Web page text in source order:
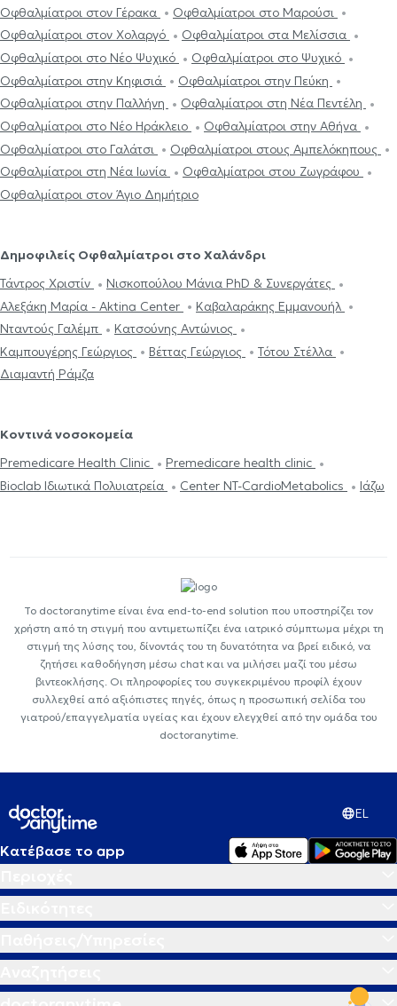
Οφθαλμίατροι στον Γέρακα
Οφθαλμίατροι στο Μαρούσι
Οφθαλμίατροι στον Χολαργό
Οφθαλμίατροι στα Μελίσσια
Οφθαλμίατροι στο Νέο Ψυχικό
Οφθαλμίατροι στο Ψυχικό
Οφθαλμίατροι στην Κηφισιά
Οφθαλμίατροι στην Πεύκη
Οφθαλμίατροι στην Παλλήνη
Οφθαλμίατροι στη Νέα Πεντέλη
Οφθαλμίατροι στο Νέο Ηράκλειο
Οφθαλμίατροι στην Αθήνα
Οφθαλμίατροι στο Γαλάτσι
Οφθαλμίατροι στους Αμπελόκηπους
Οφθαλμίατροι στη Νέα Ιωνία
Οφθαλμίατροι στου Ζωγράφου
Οφθαλμίατροι στον Άγιο Δημήτριο
Δημοφιλείς Οφθαλμίατροι στο Χαλάνδρι
Τάντρος Χριστίν
Νισκοπούλου Μάνια PhD & Συνεργάτες
Αλεξάκη Μαρία - Aktina Center
Καβαλαράκης Εμμανουήλ
Νταντούς Γαλέμπ
Κατσούνης Αντώνιος
Καμπουγέρης Γεώργιος
Βέττας Γεώργιος
Τότου Στέλλα
Διαμαντή Ράμζα
Κοντινά νοσοκομεία
Premedicare Health Clinic
Premedicare health clinic
Bioclab Ιδιωτικά Πολυιατρεία
Center NT-CardioMetabolics Ιάζω
Το doctoranytime είναι ένα end-to-end solution που υποστηρίζει τον
χρήστη από τη στιγμή που αντιμετωπίζει ένα ιατρικό σύμπτωμα μέχρι τη
στιγμή της λύσης του, δίνοντάς του τη δυνατότητα να βρεί ειδικό, να
ζητήσει καθοδήγηση μέσω chat και να μιλήσει μαζί του μέσω
βιντεοκλήσης. Οι πληροφορίες του συγκεκριμένου προφίλ έχουν
συλλεχθεί από αξιόπιστες πηγές, όπως η προσωπική σελίδα του
γιατρού/επαγγελματία υγείας και έχουν ελεγχθεί από την ομάδα του
doctoranytime.
EL
Κατέβασε το app